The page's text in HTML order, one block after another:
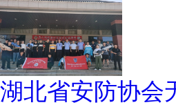
湖北省安防协会